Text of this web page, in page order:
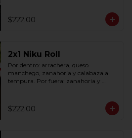
$222.00
2x1 Niku Roll
Por dentro: arrachera, queso
manchego, zanahoria y calabaza al
tempura. Por fuera: zanahoria y
$222.00